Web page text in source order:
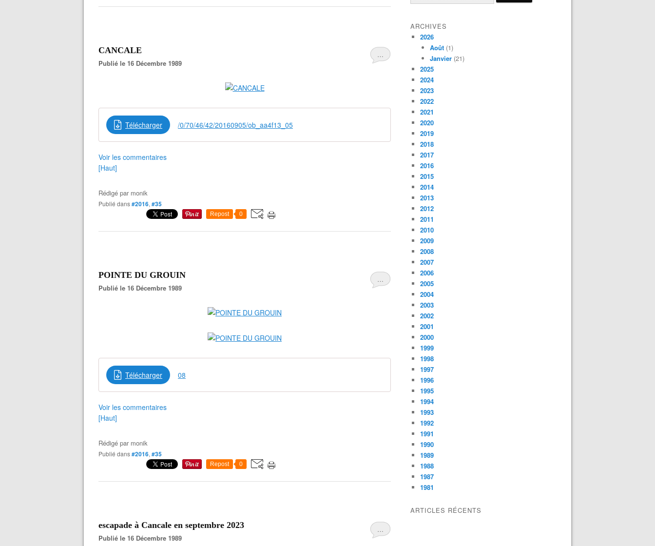
…
CANCALE
Publié le 16 Décembre 1989
Télécharger /0/70/46/42/20160905/ob_aa4f13_05
Voir les commentaires
[Haut]
Rédigé par monik
Publié dans#2016, #35
Repost 0
…
POINTE DU GROUIN
Publié le 16 Décembre 1989
Télécharger 08
Voir les commentaires
[Haut]
Rédigé par monik
Publié dans#2016, #35
Repost 0
…
escapade à Cancale en septembre 2023
Publié le 16 Décembre 1989
ARCHIVES
2026
Août (1)
Janvier (21)
2025
2024
2023
2022
2021
2020
2019
2018
2017
2016
2015
2014
2013
2012
2011
2010
2009
2008
2007
2006
2005
2004
2003
2002
2001
2000
1999
1998
1997
1996
1995
1994
1993
1992
1991
1990
1989
1988
1987
1981
ARTICLES RÉCENTS